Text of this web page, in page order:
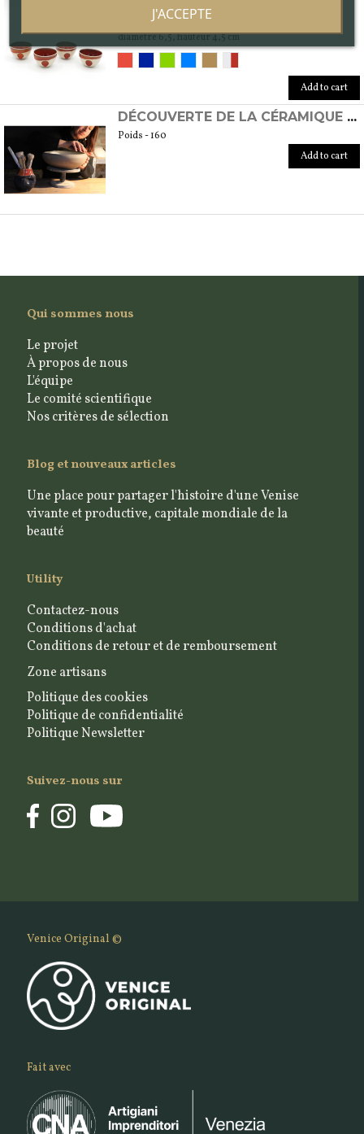
Poids - 160
diamètre 6,5, hauteur 4,5 cm
Add to cart
DÉCOUVERTE DE LA CÉRAMIQUE AU TOUR
Poids - 160
Add to cart
Qui sommes nous
Le projet
À propos de nous
L'équipe
Le comité scientifique
Nos critères de sélection
Blog et nouveaux articles
Une place pour partager l'histoire d'une Venise
vivante et productive, capitale mondiale de la
beauté
Utility
Contactez-nous
Conditions d'achat
Conditions de retour et de remboursement
Zone artisans
Politique des cookies
Politique de confidentialité
Politique Newsletter
Suivez-nous sur
Venice Original ©
Fait avec
J'ACCEPTE